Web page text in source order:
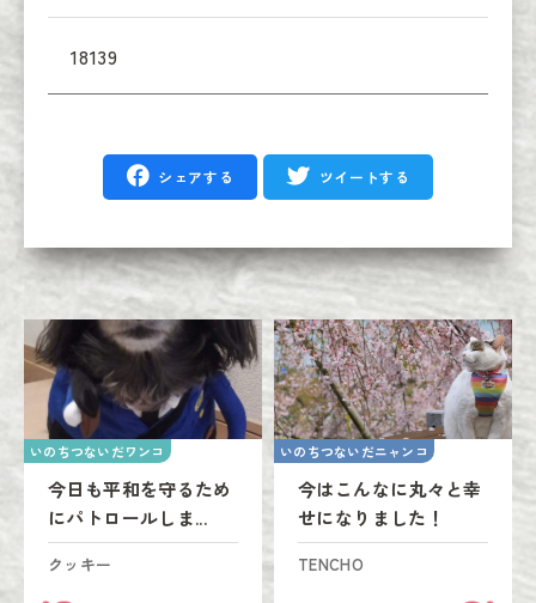
18139
シェアする ツイートする
いのちつないだワンコ
今日も平和を守るため
にパトロールしま...
クッキー
いのちつないだニャンコ
今はこんなに丸々と幸
せになりました！
TENCHO